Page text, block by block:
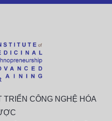
CÔNG NGHỆ HÓA